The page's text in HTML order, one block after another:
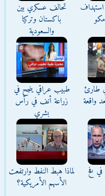
استهداف
تحالف عسكري بين
باكستان وتركيا
والسعودية
طارئ
واقعة
طبيب عراقي ينجح في
زراعة أنف في رأس
بشري
فخ
لماذا هبط النفط وارتفعت
الأسهم الأمريكية؟